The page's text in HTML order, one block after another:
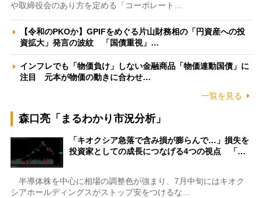
や取締役会のあり方を定める「コーポレート…
【令和のPKOか】GPIFをめぐる片山財務相の「円資産への投
資拡大」発言の波紋 「国債重視」…
インフレでも「物価負け」しない金融商品「物価連動国債」に
注目 元本が物価の動きに合わせ…
一覧を見る
森口亮「まるわかり市況分析」
「キオクシア急落で含み損が膨らんで…」損失を
投資家としての成長につなげる4つの視点 「…
半導体株を中心に相場の調整色が強まり、7月中旬にはキオク
シアホールディングスがストップ安をつけるな…